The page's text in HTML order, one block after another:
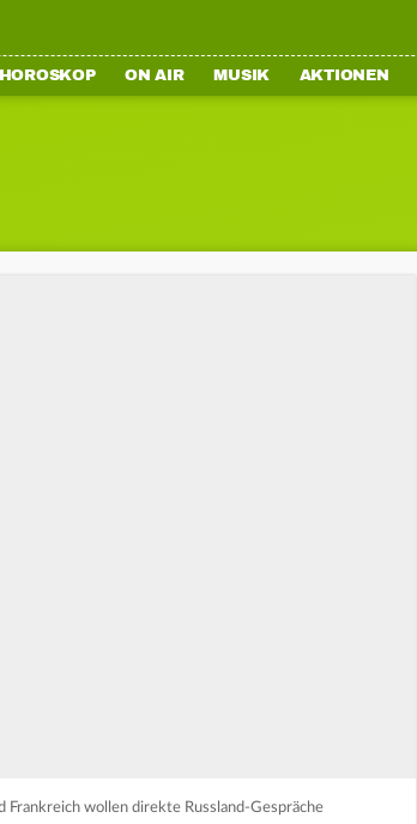
HOROSKOP ON AIR MUSIK AKTIONEN
Frankreich wollen direkte Russland-Gespräche